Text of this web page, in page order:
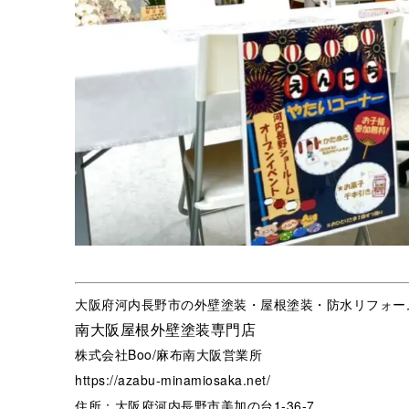
大阪府河内長野市の外壁塗装・屋根塗装・防水リフォ
南大阪屋根外壁塗装専門店
株式会社Boo/麻布南大阪営業所
https://azabu-minamiosaka.net/